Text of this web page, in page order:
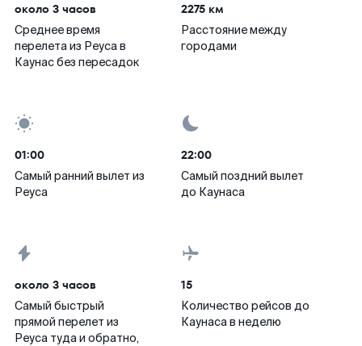
около 3 часов
Среднее время
перелета из Реуса в
Каунас без пересадок
2275 км
Расстояние между
городами
01:00
Самый ранний вылет из
Реуса
22:00
Самый поздний вылет
до Каунаса
около 3 часов
Самый быстрый
прямой перелет из
Реуса туда и обратно,
15
Количество рейсов до
Каунаса в неделю